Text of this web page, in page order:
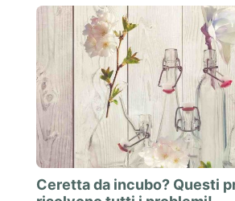
Ceretta da incubo? Questi